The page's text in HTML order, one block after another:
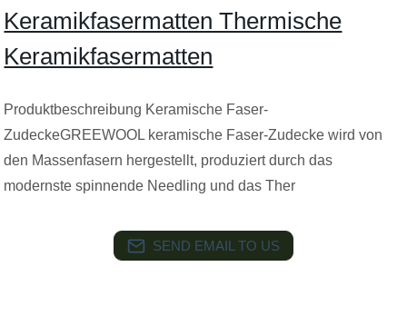
Keramikfasermatten Thermische
Keramikfasermatten
Produktbeschreibung Keramische Faser-
ZudeckeGREEWOOL keramische Faser-Zudecke wird von
den Massenfasern hergestellt, produziert durch das
modernste spinnende Needling und das Ther
SEND EMAIL TO US